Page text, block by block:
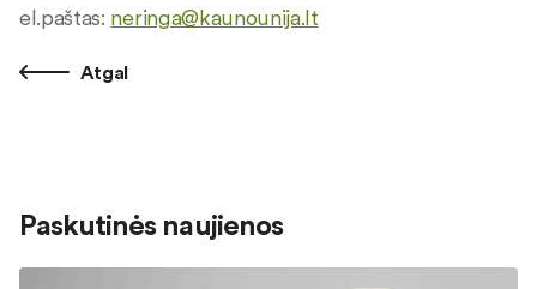
el.paštas: neringa@kaunounija.lt
Atgal
Paskutinės naujienos